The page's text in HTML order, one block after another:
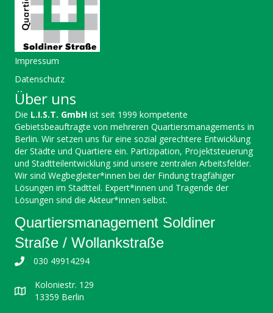
Impressum
Datenschutz
Über uns
Die L.I.S.T. GmbH ist seit 1999 kompetente
Gebietsbeauftragte von mehreren Quartiersmanagements in
Berlin. Wir setzen uns für eine sozial gerechtere Entwicklung
der Städte und Quartiere ein. Partizipation, Projektsteuerung
und Stadtteilentwicklung sind unsere zentralen Arbeitsfelder.
Wir sind Wegbegleiter*innen bei der Findung tragfähiger
Lösungen im Stadtteil. Expert*innen und Tragende der
Lösungen sind die Akteur*innen selbst.
Quartiersmanagement Soldiner
Straße / Wollankstraße
030 49914294
Koloniestr. 129
13359 Berlin